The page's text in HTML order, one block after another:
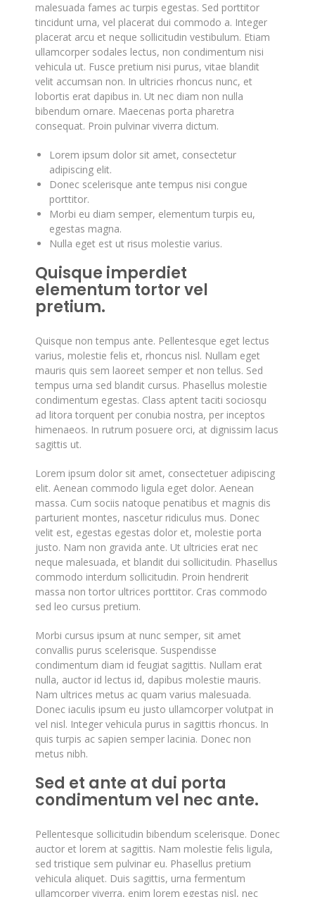
malesuada fames ac turpis egestas. Sed porttitor
tincidunt urna, vel placerat dui commodo a. Integer
placerat arcu et neque sollicitudin vestibulum. Etiam
ullamcorper sodales lectus, non condimentum nisi
vehicula ut. Fusce pretium nisi purus, vitae blandit
velit accumsan non. In ultricies rhoncus nunc, et
lobortis erat dapibus in. Ut nec diam non nulla
bibendum ornare. Maecenas porta pharetra
consequat. Proin pulvinar viverra dictum.
Lorem ipsum dolor sit amet, consectetur
adipiscing elit.
Donec scelerisque ante tempus nisi congue
porttitor.
Morbi eu diam semper, elementum turpis eu,
egestas magna.
Nulla eget est ut risus molestie varius.
Quisque imperdiet
elementum tortor vel
pretium.
Quisque non tempus ante. Pellentesque eget lectus
varius, molestie felis et, rhoncus nisl. Nullam eget
mauris quis sem laoreet semper et non tellus. Sed
tempus urna sed blandit cursus. Phasellus molestie
condimentum egestas. Class aptent taciti sociosqu
ad litora torquent per conubia nostra, per inceptos
himenaeos. In rutrum posuere orci, at dignissim lacus
sagittis ut.
Lorem ipsum dolor sit amet, consectetuer adipiscing
elit. Aenean commodo ligula eget dolor. Aenean
massa. Cum sociis natoque penatibus et magnis dis
parturient montes, nascetur ridiculus mus. Donec
velit est, egestas egestas dolor et, molestie porta
justo. Nam non gravida ante. Ut ultricies erat nec
neque malesuada, et blandit dui sollicitudin. Phasellus
commodo interdum sollicitudin. Proin hendrerit
massa non tortor ultrices porttitor. Cras commodo
sed leo cursus pretium.
Morbi cursus ipsum at nunc semper, sit amet
convallis purus scelerisque. Suspendisse
condimentum diam id feugiat sagittis. Nullam erat
nulla, auctor id lectus id, dapibus molestie mauris.
Nam ultrices metus ac quam varius malesuada.
Donec iaculis ipsum eu justo ullamcorper volutpat in
vel nisl. Integer vehicula purus in sagittis rhoncus. In
quis turpis ac sapien semper lacinia. Donec non
metus nibh.
Sed et ante at dui porta
condimentum vel nec ante.
Pellentesque sollicitudin bibendum scelerisque. Donec
auctor et lorem at sagittis. Nam molestie felis ligula,
sed tristique sem pulvinar eu. Phasellus pretium
vehicula aliquet. Duis sagittis, urna fermentum
ullamcorper viverra, enim lorem egestas nisl, nec